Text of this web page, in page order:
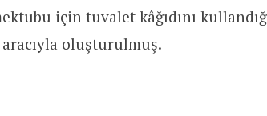
için tuvalet kâğıdını
oluşturulmuş.